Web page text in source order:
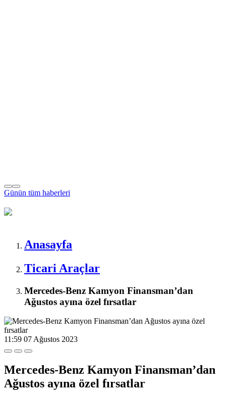
Günün tüm haberleri
Anasayfa
Ticari Araçlar
Mercedes-Benz Kamyon Finansman’dan
Ağustos ayına özel fırsatlar
11:59 07 Ağustos 2023
Mercedes-Benz Kamyon Finansman’dan
Ağustos ayına özel fırsatlar